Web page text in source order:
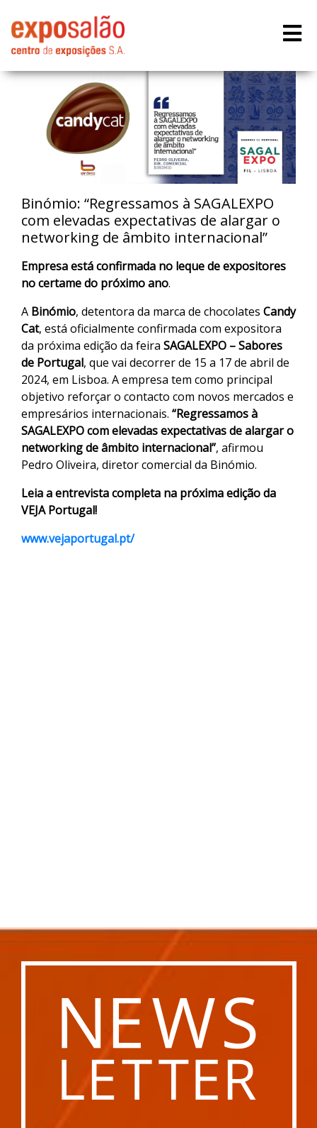
Binómio: “Regressamos à SAGALEXPO
com elevadas expectativas de alargar o
networking de âmbito internacional”
Empresa está confirmada no leque de expositores
no certame do próximo ano.
A Binómio, detentora da marca de chocolates Candy
Cat, está oficialmente confirmada com expositora
da próxima edição da feira SAGALEXPO – Sabores
de Portugal, que vai decorrer de 15 a 17 de abril de
2024, em Lisboa. A empresa tem como principal
objetivo reforçar o contacto com novos mercados e
empresários internacionais. “Regressamos à
SAGALEXPO com elevadas expectativas de alargar o
networking de âmbito internacional”, afirmou
Pedro Oliveira, diretor comercial da Binómio.
Leia a entrevista completa na próxima edição da
VEJA Portugal!
www.vejaportugal.pt/